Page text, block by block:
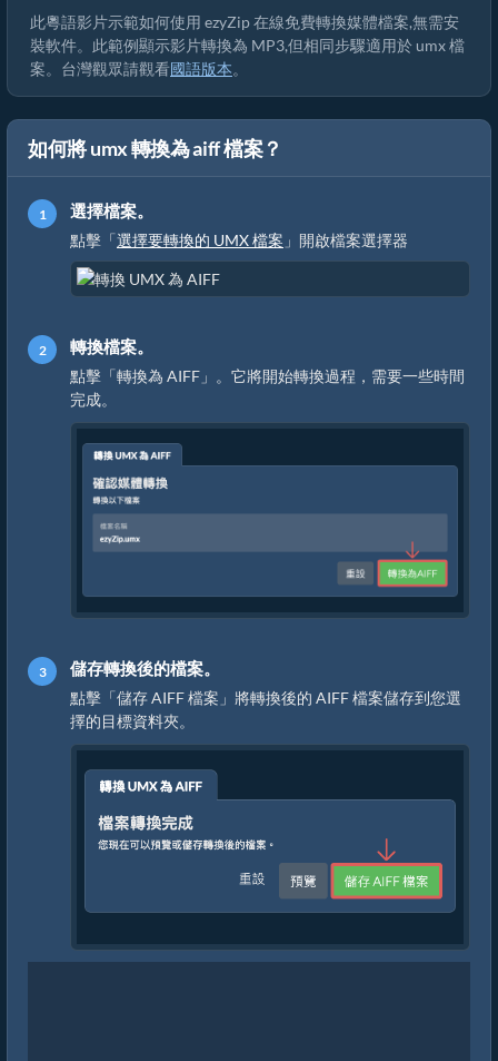
此粵語影片示範如何使用 ezyZip 在線免費轉換媒體檔案,無需安
裝軟件。此範例顯示影片轉換為 MP3,但相同步驟適用於 umx 檔
案。台灣觀眾請觀看國語版本。
如何將 umx 轉換為 aiff 檔案？
選擇檔案。
點擊「選擇要轉換的 UMX 檔案 」開啟檔案選擇器
轉換檔案。
點擊「轉換為 AIFF」。它將開始轉換過程，需要一些時間
完成。
儲存轉換後的檔案。
點擊「儲存 AIFF 檔案」將轉換後的 AIFF 檔案儲存到您選
擇的目標資料夾。